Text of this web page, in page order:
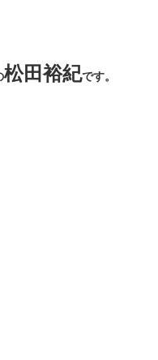
松田裕紀です。